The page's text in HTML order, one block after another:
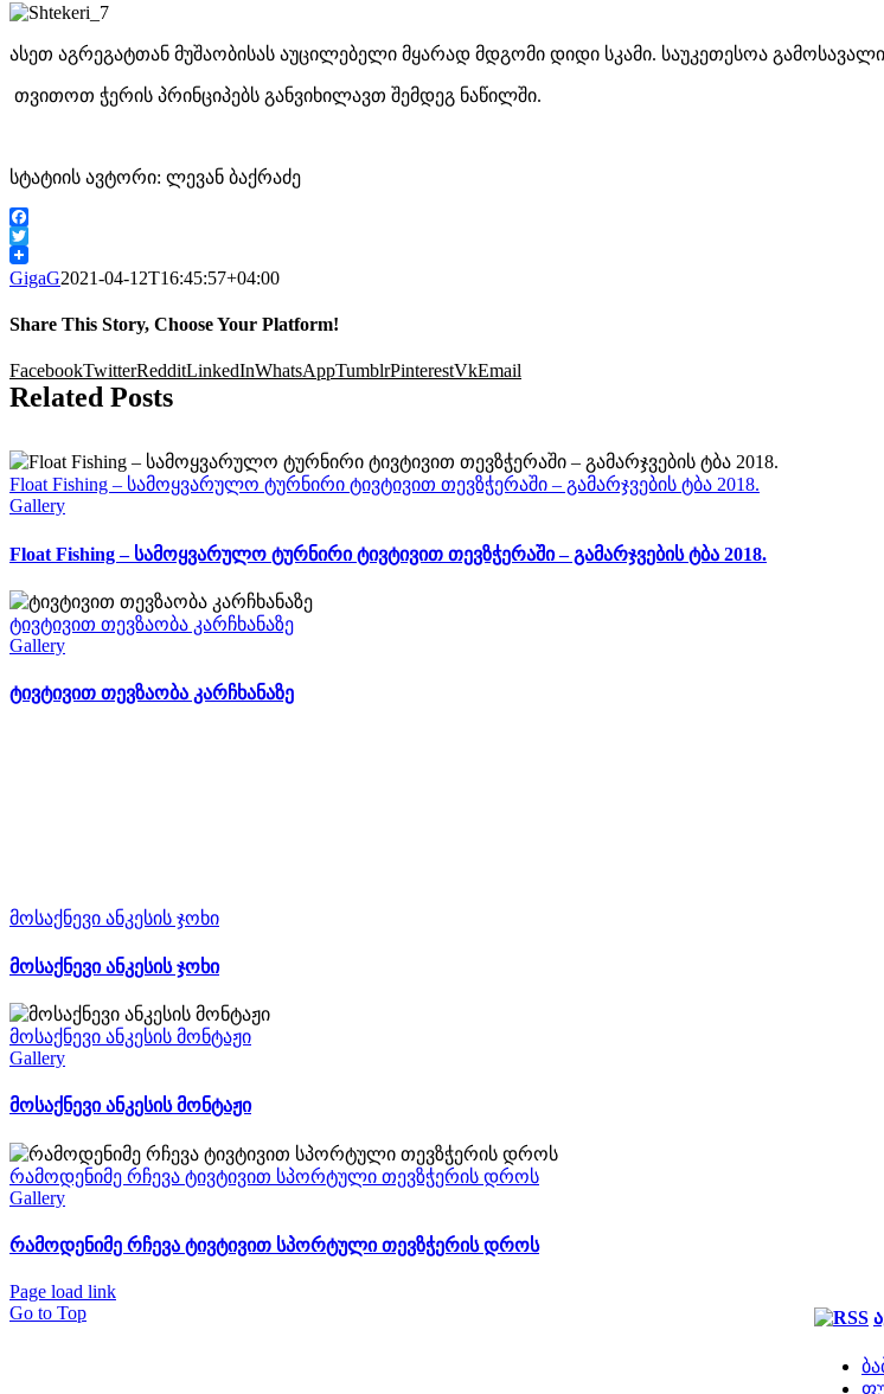
ასეთ აგრეგატთან მუშაობისას აუცილებელი მყარად მდგომი დიდი სკამი. საუკეთესოა
თვითოთ ჭერის პრინციპებს განვიხილავთ შემდეგ ნაწილში.
სტატიის ავტორი: ლევან ბაქრაძე
Facebook
Twitter
GigaG2021-04-12T16:45:57+04:00
Share This Story, Choose Your Platform!
FacebookTwitterRedditLinkedInWhatsAppTumblrPinterestVkEmail
Related Posts
Float Fishing – სამოყვარულო ტურნირი ტივტივით თევზჭერაში – გამარჯვების ტბა 2018.
Gallery
Float Fishing – სამოყვარულო ტურნირი ტივტივით თევზჭერაში – გამარჯვების ტბა 2018.
ტივტივით თევზაობა კარჩხანაზე
Gallery
ტივტივით თევზაობა კარჩხანაზე
მოსაქნევი ანკესის ჯოხი
მოსაქნევი ანკესის ჯოხი
მოსაქნევი ანკესის მონტაჟი
Gallery
მოსაქნევი ანკესის მონტაჟი
რამოდენიმე რჩევა ტივტივით სპორტული თევზჭერის დროს
Gallery
რამოდენიმე რჩევა ტივტივით სპორტული თევზჭერის დროს
Page load link
Go to Top